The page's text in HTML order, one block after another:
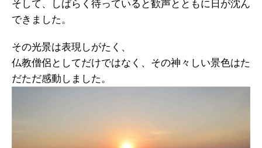
そして、しばらく待っていると歓声とともに日が沈ん
できました。
その光景は表現しがたく、
仏教僧侶としてだけではなく、その神々しい景色はた
だただ感動しました。